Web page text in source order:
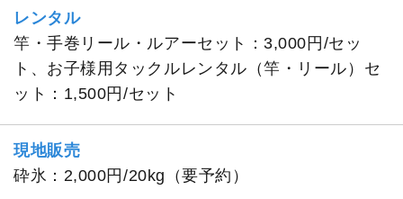
レンタル
竿・手巻リール・ルアーセット：3,000円/セッ
ト、お子様用タックルレンタル（竿・リール）セ
ット：1,500円/セット
現地販売
砕氷：2,000円/20kg（要予約）